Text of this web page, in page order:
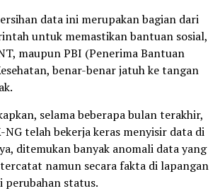
data ini merupakan bagian dari
untuk memastikan bantuan sosial,
maupun PBI (Penerima Bantuan
benar-benar jatuh ke tangan
selama beberapa bulan terakhir,
telah bekerja keras menyisir data di
ditemukan banyak anomali data yang
namun secara fakta di lapangan
perubahan status.